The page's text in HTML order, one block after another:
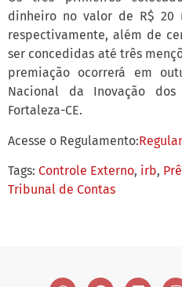
dinheiro no valor de R$
respectivamente, além de
ser concedidas até três
premiação ocorrerá em
Nacional da Inovação
Fortaleza-CE.
Acesse o Regulamento:
Tags: Controle Externo, irb,
Tribunal de Contas